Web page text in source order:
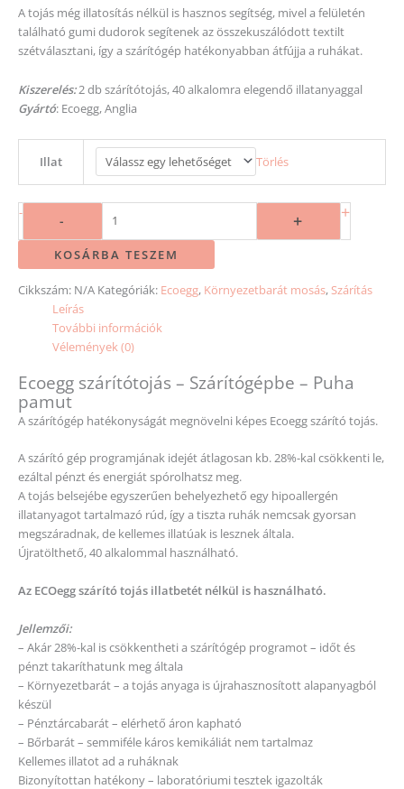
A tojás még illatosítás nélkül is hasznos segítség, mivel a felületén
található gumi dudorok segítenek az összekuszálódott textilt
szétválasztani, így a szárítógép hatékonyabban átfújja a ruhákat.
Kiszerelés:2 db szárítótojás, 40 alkalomra elegendő illatanyaggal
Gyártó: Ecoegg, Anglia
Illat Törlés
-
- + +
KOSÁRBA TESZEM
Cikkszám: N/A Kategóriák: Ecoegg, Környezetbarát mosás, Szárítás
Leírás
További információk
Vélemények (0)
Ecoegg szárítótojás – Szárítógépbe – Puha
pamut
A szárítógép hatékonyságát megnövelni képes Ecoegg szárító tojás.
A szárító gép programjának idejét átlagosan kb. 28%-kal csökkenti le,
ezáltal pénzt és energiát spórolhatsz meg.
A tojás belsejébe egyszerűen behelyezhető egy hipoallergén
illatanyagot tartalmazó rúd, így a tiszta ruhák nemcsak gyorsan
megszáradnak, de kellemes illatúak is lesznek általa.
Újratölthető, 40 alkalommal használható.
Az ECOegg szárító tojás illatbetét nélkül is használható.
Jellemzői:
– Akár 28%-kal is csökkentheti a szárítógép programot – időt és
pénzt takaríthatunk meg általa
– Környezetbarát – a tojás anyaga is újrahasznosított alapanyagból
készül
– Pénztárcabarát – elérhető áron kapható
– Bőrbarát – semmiféle káros kemikáliát nem tartalmaz
Kellemes illatot ad a ruháknak
Bizonyítottan hatékony – laboratóriumi tesztek igazolták